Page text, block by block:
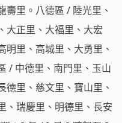
壽里。八德區 / 陸光里、
大正里、大福里、大宏
明里、高城里、大勇里、
/ 中德里、南門里、玉山
德里、慈文里、寶山里、
、瑞慶里、明德里、長安